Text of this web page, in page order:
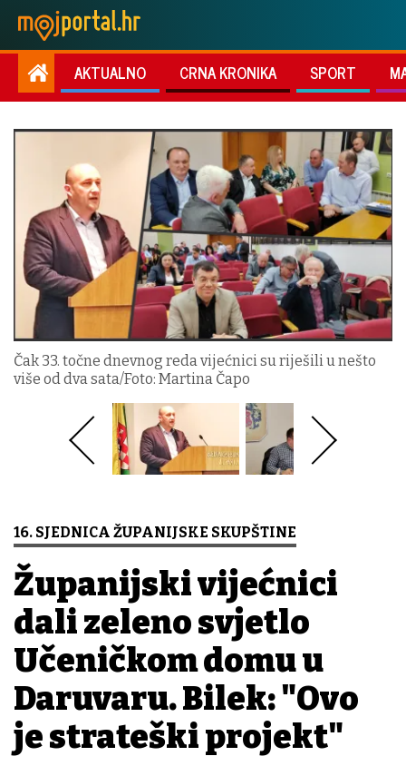
AKTUALNO CRNA KRONIKA SPORT
Čak 33. točne dnevnog reda vijećnici su riješili u nešto
više od dva sata/Foto: Martina Čapo
16. SJEDNICA ŽUPANIJSKE SKUPŠTINE
Županijski vijećnici
dali zeleno svjetlo
Učeničkom domu u
Daruvaru. Bilek: "Ovo
je strateški projekt"